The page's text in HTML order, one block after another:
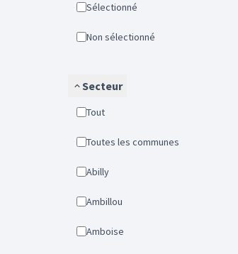
Sélectionné
Non sélectionné
Secteur
Tout
Toutes les communes
Abilly
Ambillou
Amboise